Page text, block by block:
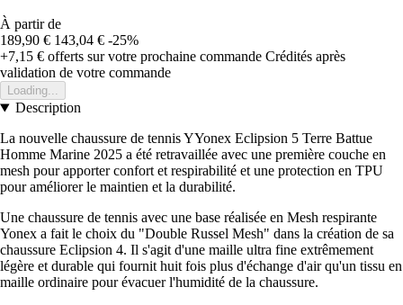
À partir de
189,90 € 143,04 € -25%
+7,15 € offerts sur votre prochaine commande Crédités après
validation de votre commande
Loading...
Description
La nouvelle chaussure de tennis YYonex Eclipsion 5 Terre Battue
Homme Marine 2025 a été retravaillée avec une première couche en
mesh pour apporter confort et respirabilité et une protection en TPU
pour améliorer le maintien et la durabilité.
Une chaussure de tennis avec une base réalisée en Mesh respirante
Yonex a fait le choix du "Double Russel Mesh" dans la création de sa
chaussure Eclipsion 4. Il s'agit d'une maille ultra fine extrêmement
légère et durable qui fournit huit fois plus d'échange d'air qu'un tissu en
maille ordinaire pour évacuer l'humidité de la chaussure.